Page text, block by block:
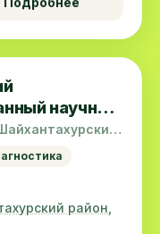
научно-
и
район,